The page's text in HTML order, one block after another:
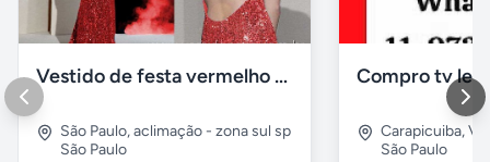
Vestido de festa vermelho com brilho e pedraria
São Paulo,aclimação - zona sul sp
São Paulo
Compro tv
Carapicuiba,
São Paulo